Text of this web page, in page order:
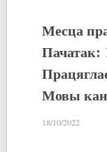
Месца
Пачатак:
Мовы
18/10/2022